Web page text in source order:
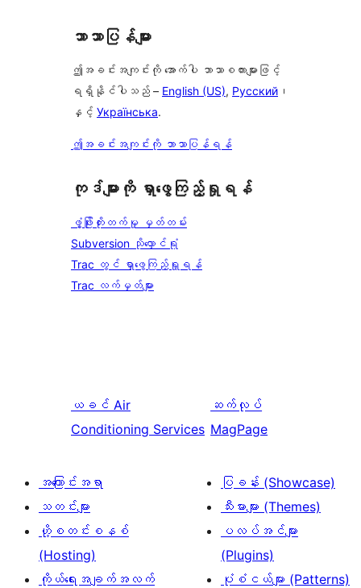
ဘာသာပြန်များ
ဤအခင်းအကျင်းကို အောက်ပါ ဘာသာစကားများဖြင့်
ရရှိနိုင်ပါသည် – English (US), Русский ၊
နှင့် Українська.
ဤအခင်းအကျင်းကို ဘာသာပြန်ရန်
ကုဒ်များကို ရှာဖွေကြည့်ရှုရန်
ဖွံ့ဖြိုးတိုးတက်မှု မှတ်တမ်း
Subversion သိုလှောင်ရုံ
Trac တွင် ရှာဖွေကြည့်ရှုရန်
Trac လက်မှတ်များ
ယခင် Air
Conditioning Services
ဆက်လုပ်
MagPage
အကြောင်းအရာ
သတင်းများ
ဟို့စတင်းစနစ်
(Hosting)
ကိုယ်ရေးအချက်အလက်
ပြခန်း (Showcase)
သီးမားများ (Themes)
ပလပ်အင်များ
(Plugins)
ပုံစံငယ်များ (Patterns)